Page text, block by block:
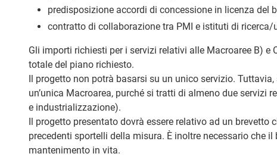
predisposizione accordi di concessione in licenza del
contratto di collaborazione tra PMI e istituti di
Gli importi richiesti per i servizi relativi alle Macroaree B) e
totale del piano richiesto.
Il progetto non potrà basarsi su un unico servizio.
un’unica Macroarea, purché si tratti di almeno due servizi
e industrializzazione).
Il progetto presentato dovrà essere relativo ad un
precedenti sportelli della misura. È inoltre necessario che
mantenimento in vita.